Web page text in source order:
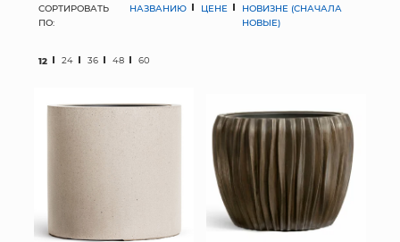
МЯГКИЕ ИГРУШКИ
СУНДУКИ
ИСКУССТВЕННЫЕ ЦВЕТЫ
ПАКЕТЫ И СУМКИ
СОРТИРОВАТЬ
ПО:
НАЗВАНИЮ ЦЕНЕ
НОВИЗНЕ (СНАЧАЛА
НОВЫЕ)
12 24 36 48 60